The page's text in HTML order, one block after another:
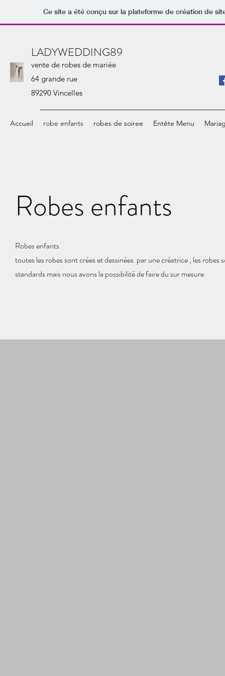
Ce site a été conçu sur la plateforme de création de
LADYWEDDING89
vente de robes de mariée
64 grande rue
89290 Vincelles
Accueil robe enfants robes de soiree Entête Menu
Robes enfants
Robes enfants
toutes les robes sont crées et dessinées par une créatrice, les robes
standards mais nous avons la possibilité de faire du sur mesure